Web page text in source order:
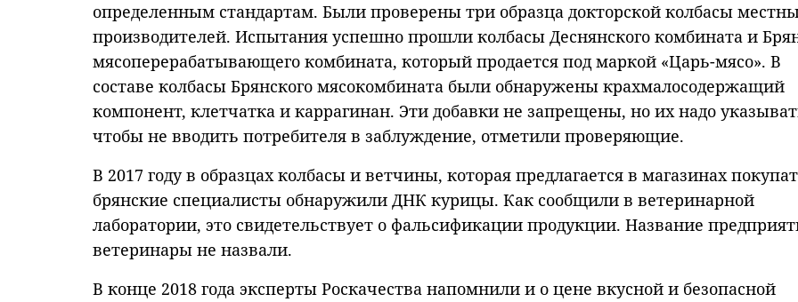
определенным стандартам. Были проверены три образца докторской колбасы
производителей. Испытания успешно прошли колбасы Деснянского комбината и
мясоперерабатывающего комбината, который продается под маркой «Царь-мясо». В
составе колбасы Брянского мясокомбината были обнаружены крахмалосодержащий
компонент, клетчатка и каррагинан. Эти добавки не запрещены, но их надо
чтобы не вводить потребителя в заблуждение, отметили проверяющие.
В 2017 году в образцах колбасы и ветчины, которая предлагается в магазинах
брянские специалисты обнаружили ДНК курицы. Как сообщили в ветеринарной
лаборатории, это свидетельствует о фальсификации продукции. Название
ветеринары не назвали.
В конце 2018 года эксперты Роскачества напомнили и о цене вкусной и безопасной